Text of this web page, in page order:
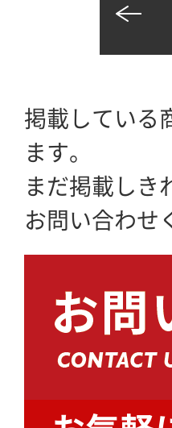
掲載している
ます。
まだ掲載しき
お問い合わせ